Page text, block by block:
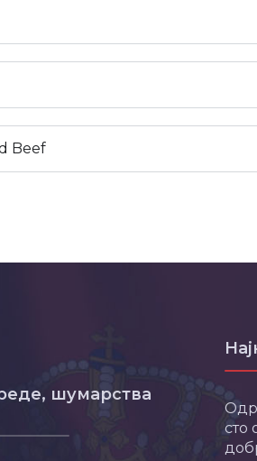
Beef
шумарства
сто